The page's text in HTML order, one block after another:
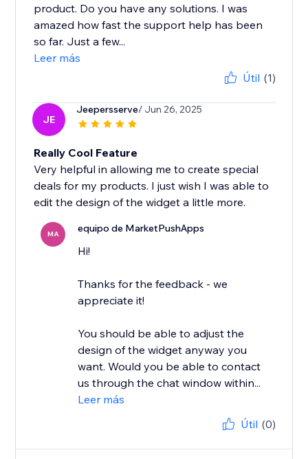
product. Do you have any solutions. I was
amazed how fast the support help has been
so far. Just a few...
Leer más
Útil (1)
JE
Jeepersserve/ Jun 26, 2025
Really Cool Feature
Very helpful in allowing me to create special
deals for my products. I just wish I was able to
edit the design of the widget a little more.
MA equipo de MarketPushApps
Hi!
Thanks for the feedback - we
appreciate it!
You should be able to adjust the
design of the widget anyway you
want. Would you be able to contact
us through the chat window within...
Leer más
Útil (0)